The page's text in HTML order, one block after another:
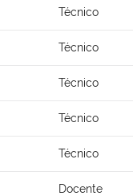
Técnico
Técnico
Técnico
Técnico
Técnico
Docente